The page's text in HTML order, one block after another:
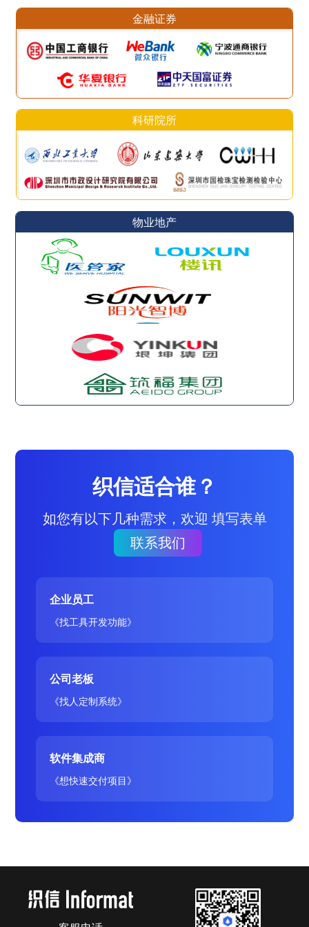
金融证券
科研院所
物业地产
织信适合谁？
如您有以下几种需求，欢迎 填写表单
联系我们
企业员工
《找工具开发功能》
公司老板
《找人定制系统》
软件集成商
《想快速交付项目》